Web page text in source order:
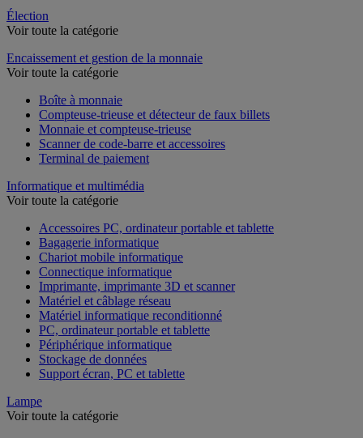
Élection
Encaissement et gestion de la monnaie
Boîte à monnaie
Compteuse-trieuse et détecteur de faux billets
Monnaie et compteuse-trieuse
Scanner de code-barre et accessoires
Informatique et multimédia
Accessoires PC, ordinateur portable et tablette
Bagagerie informatique
Chariot mobile informatique
Connectique informatique
Imprimante, imprimante 3D et scanner
Matériel et câblage réseau
Matériel informatique reconditionné
PC, ordinateur portable et tablette
Périphérique informatique
Stockage de données
Lampe